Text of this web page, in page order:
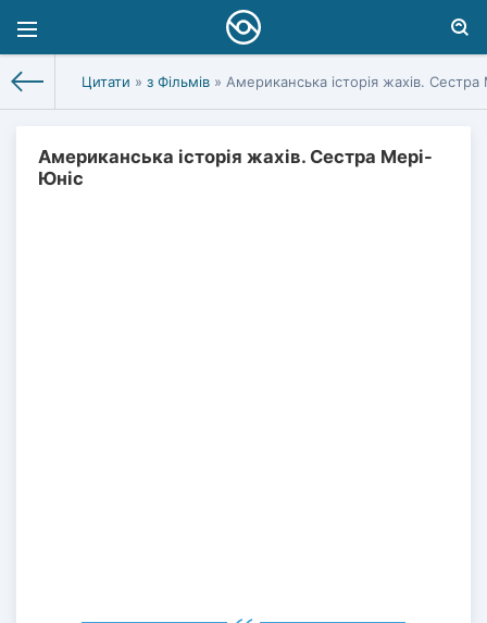
Цитати » з Фільмів » Американська історія жахів.
Американська історія жахів. Сестра Мері-
Юніс